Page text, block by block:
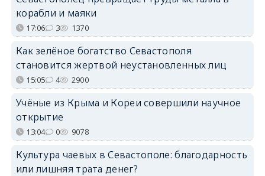
корабли и маяки
17:06 3 1370
Как зелёное богатство Севастополя
становится жертвой неустановленных лиц
15:05 4 2900
Учёные из Крыма и Кореи совершили научное
открытие
13:04 0 9078
Культура чаевых в Севастополе: благодарность
или лишняя трата денег?